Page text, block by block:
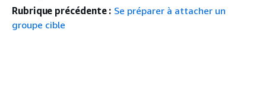
Rubrique précédente : Se préparer à attacher un
groupe cible